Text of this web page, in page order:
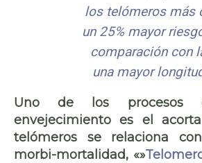
los telómeros más
un 25% mayor
comparación con
una mayor
Uno de los procesos
envejecimiento es el
telómeros se relaciona
morbi-mortalidad, «»